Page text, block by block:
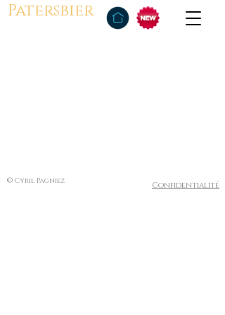
Patersbier
© Cyril Pagniez Confidentialité